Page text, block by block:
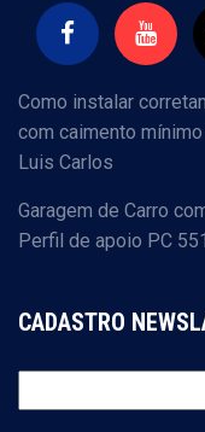
Como instalar
com caimento
Luis Carlos
Garagem de Carro
Perfil de apoio PC
CADASTRO